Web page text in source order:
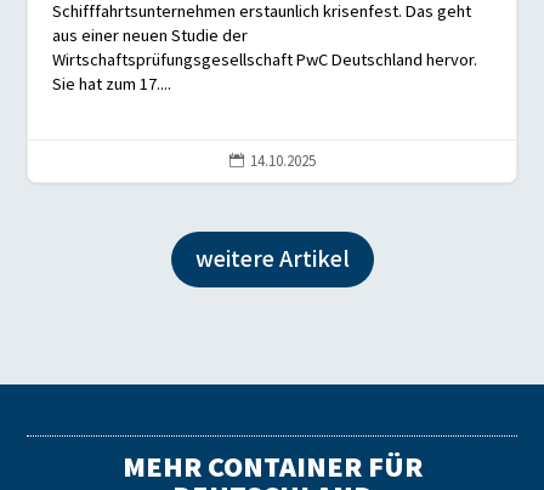
Schifffahrtsunternehmen erstaunlich krisenfest. Das geht
aus einer neuen Studie der
Wirtschaftsprüfungsgesellschaft PwC Deutschland hervor.
Sie hat zum 17....
 14.10.2025
weitere Artikel
MEHR CONTAINER FÜR